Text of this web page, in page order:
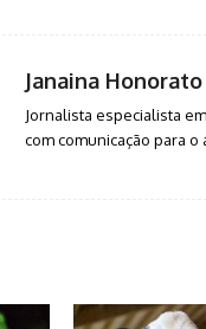
Janaina Honorato
Jornalista especialista
com comunicação para